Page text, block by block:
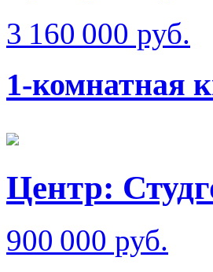
3 160 000 руб.
1-комнатная
Центр:
900 000 руб.